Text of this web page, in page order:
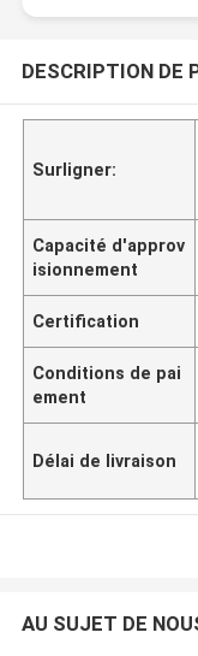
DESCRIPTION DE
Surligner:
Capacité d'approv
isionnement
Certification
Conditions de pai
ement
Délai de livraison
AU SUJET DE